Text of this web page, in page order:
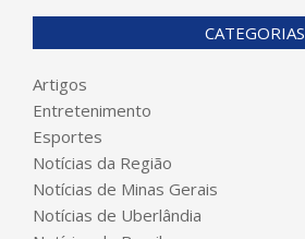
CATEGORIAS
Artigos
Entretenimento
Esportes
Notícias da Região
Notícias de Minas Gerais
Notícias de Uberlândia